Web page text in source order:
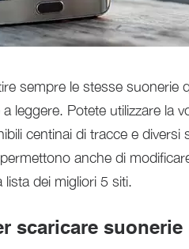
sempre le stesse suonerie
leggere. Potete utilizzare la
centinai di tracce e diversi
anche di
dei migliori 5 siti.
scaricare suonerie